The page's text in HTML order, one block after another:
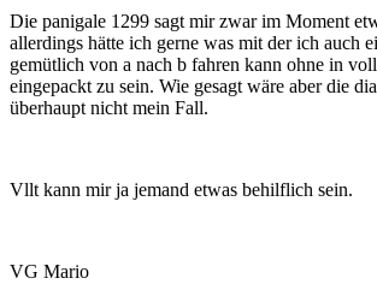
Die panigale 1299 sagt mir zwar im Moment
allerdings hätte ich gerne was mit der ich auch
gemütlich von a nach b fahren kann ohne in
eingepackt zu sein. Wie gesagt wäre aber die
überhaupt nicht mein Fall.
Vllt kann mir ja jemand etwas behilflich sein.
VG Mario